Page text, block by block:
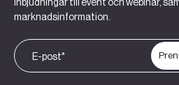
inbjudningar till event och webinar,
marknadsinformation.